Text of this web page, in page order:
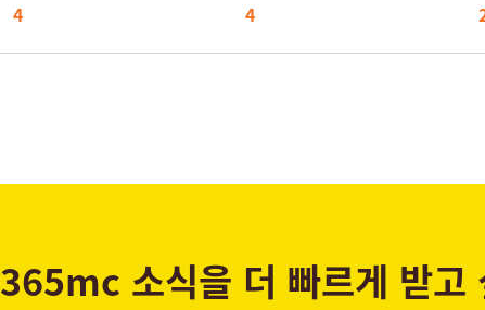
4
4
365mc 소식을 더 빠르게 받고